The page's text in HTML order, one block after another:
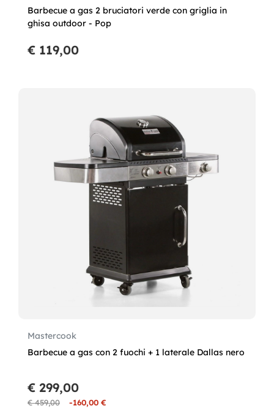
Barbecue a gas 2 bruciatori verde con griglia in
ghisa outdoor - Pop
€ 119,00
Mastercook
Barbecue a gas con 2 fuochi + 1 laterale Dallas nero
€ 459,00 -160,00 €
€ 299,00